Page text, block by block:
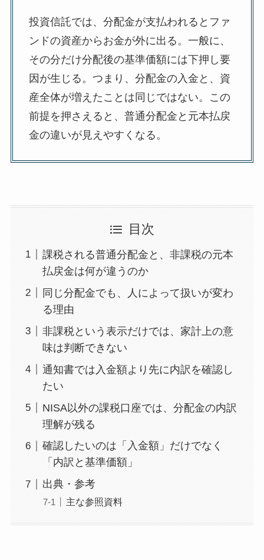
投資信託では、分配金が支払われるとファ
ンドの資産からお金が外に出る。一般に、
その分だけ分配後の基準価額には下押し要
因が生じる。つまり、分配金の入金と、資
産全体が増えたことは同じではない。この
前提を押さえると、普通分配金と元本払戻
金の違いが見えやすくなる。
目次
課税される普通分配金と、非課税の元本
払戻金は何が違うのか
同じ分配金でも、人によって扱いが変わ
る理由
非課税という表示だけでは、家計上の意
味は判断できない
通知書では入金額より先に内訳を確認し
たい
NISA以外の課税口座では、分配金の内訳
理解が残る
確認したいのは「入金額」だけでなく
「内訳と基準価額」
出典・参考
主な参照資料